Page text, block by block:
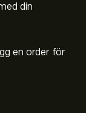
din
en order för